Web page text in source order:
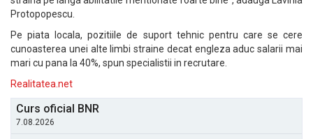
Protopopescu.
Pe piata locala, pozitiile de suport tehnic pentru care se cere
cunoasterea unei alte limbi straine decat engleza aduc salarii mai
mari cu pana la 40%, spun specialistii in recrutare.
Realitatea.net
Curs oficial BNR
7.08.2026